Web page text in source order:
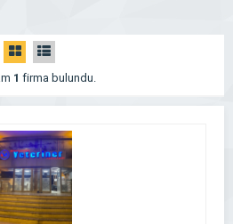
1 firma bulundu.